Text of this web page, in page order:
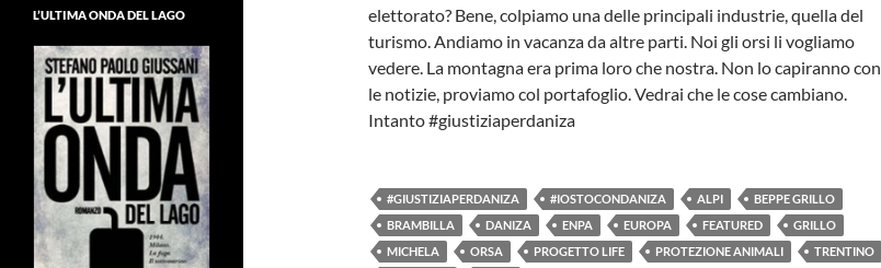
elettorato? Bene, colpiamo una delle principali industrie, quella del
turismo. Andiamo in vacanza da altre parti. Noi gli orsi li vogliamo
vedere. La montagna era prima loro che nostra. Non lo capiranno con
le notizie, proviamo col portafoglio. Vedrai che le cose cambiano.
Intanto #giustiziaperdaniza
#GIUSTIZIAPERDANIZA #IOSTOCONDANIZA ALPI
BEPPE GRILLO
BRAMBILLA
DANIZA ENPA EUROPA FEATURED
GRILLO
MICHELA
ORSA PROGETTO LIFE PROTEZIONE ANIMALI
TRENTINO
L’ULTIMA ONDA DEL LAGO